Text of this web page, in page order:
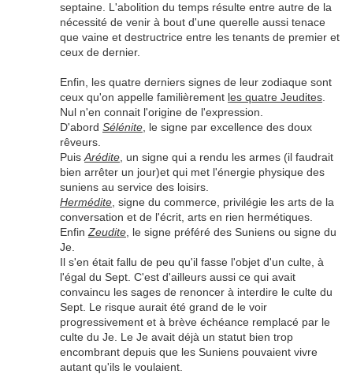
septaine. L'abolition du temps résulte entre autre de la
nécessité de venir à bout d'une querelle aussi tenace
que vaine et destructrice entre les tenants de premier et
ceux de dernier.
Enfin, les quatre derniers signes de leur zodiaque sont
ceux qu'on appelle familièrement les quatre Jeudites
Nul n'en connait l'origine de l'expression.
D'abord Sélénite , le signe par excellence des doux
rêveurs.
Puis Arédite , un signe qui a rendu les armes (il faudrait
bien arrêter un jour)et qui met l'énergie physique des
suniens au service des loisirs.
Hermédite , signe du commerce, privilégie les arts de la
conversation et de l'écrit, arts en rien hermétiques.
Enfin Zeudite , le signe préféré des Suniens ou signe du
Je.
Il s'en était fallu de peu qu'il fasse l'objet d'un culte, à
l'égal du Sept. C'est d'ailleurs aussi ce qui avait
convaincu les sages de renoncer à interdire le culte du
Sept. Le risque aurait été grand de le voir
progressivement et à brève échéance remplacé par le
culte du Je. Le Je avait déjà un statut bien trop
encombrant depuis que les Suniens pouvaient vivre
autant qu'ils le voulaient.